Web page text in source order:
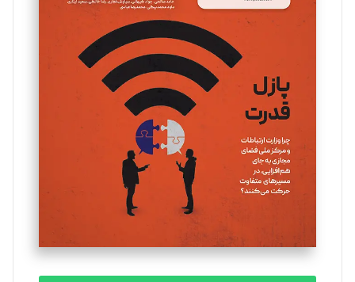
مینا پاکدل
یسنا امان‌پور
تحریریه
ملینا جعفری
تحریریه
مصطفی مسجدی آرانی
تحریریه